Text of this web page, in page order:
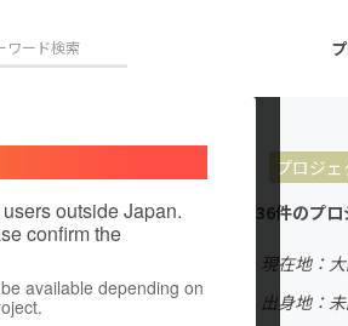
プロジェクト 注目のリターン
アート・写真 音
outside Japan.
confirm the
available depending on
プロジ
これまでに36件のプ
現在地：
出身国：日本
出身地：